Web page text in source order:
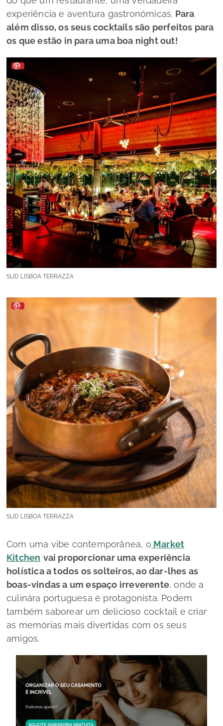
experiência e aventura gastronómicas. Para
além disso, os seuscocktailssão perfeitos para
os que estão in para uma boa night out!
SUD LISBOA TERRAZZA
SUD LISBOA TERRAZZA
Com uma vibe contemporânea, o Market
Kitchen vai proporcionar uma experiência
holística a todos os solteiros, ao dar-lhes as
boas-vindas a um espaço irreverente, onde a
culinára portuguesa é protagonista. Podem
também saborear um delicioso cocktail e criar
as memórias mais divertidas com os seus
amigos.